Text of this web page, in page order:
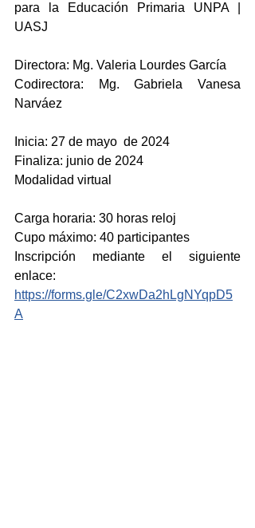
para la Educación Primaria UNPA |
UASJ
Directora: Mg. Valeria Lourdes García
Codirectora: Mg. Gabriela Vanesa
Narváez
Inicia: 27 de mayo  de 2024
Finaliza: junio de 2024
Modalidad virtual
Carga horaria: 30 horas reloj
Cupo máximo: 40 participantes
Inscripción mediante el siguiente
https://forms.gle/C2xwDa2hLgNYqpD5
A